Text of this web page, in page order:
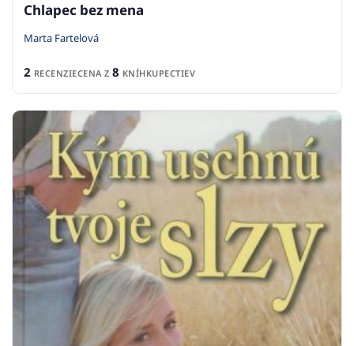
Chlapec bez mena
Marta Fartelová
2 RECENZIECENA Z 8 KNÍHKUPECTIEV